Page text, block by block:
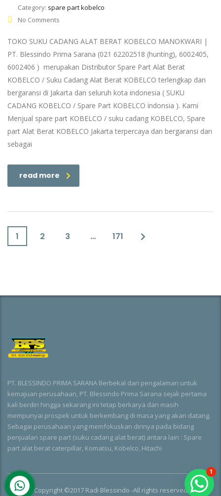
Category: spare part kobelco
No Comments
TOKO SUKU CADANG ALAT BERAT KOBELCO MANOKWARI |
PT. Blessindo Prima Sarana (021 62202518 (hunting), 6002405,
6002406 ) merupakan Distributor Spare Part Alat Berat
KOBELCO / Suku Cadang Alat Berat KOBELCO terlengkap dan
bergaransi di Jakarta dan seluruh kota indonesia ( SUKU
CADANG KOBELCO / Spare Part KOBELCO indonsia ). Kami
Menjual spare part KOBELCO / suku cadang KOBELCO, Spare
part Alat Berat KOBELCO Jakarta terpercaya dan bergaransi dan
sebagai
read more
1 2 3 … 171
PT. BLESSINDO PRIMA SARANA Berbekal dari pengalaman untuk
kemajuan perusahaan, PT. Blessindo Prima Sarana sejak pertama
kali berdiri hingga sekarang ini tetap berkarya dan masih
mempunyai prospek untuk berkembang di masa yang akan datang.
Sebagai perusahaan yang memfokuskan dirinya pada bidang
penjualan spare part (suku cadang alat berat) antara lain : Spare
part alat berat caterpillar, Komatsu, Kobelco, Hitachi
Copyright ©2017 Radi Blessindo -All rights reserved
1